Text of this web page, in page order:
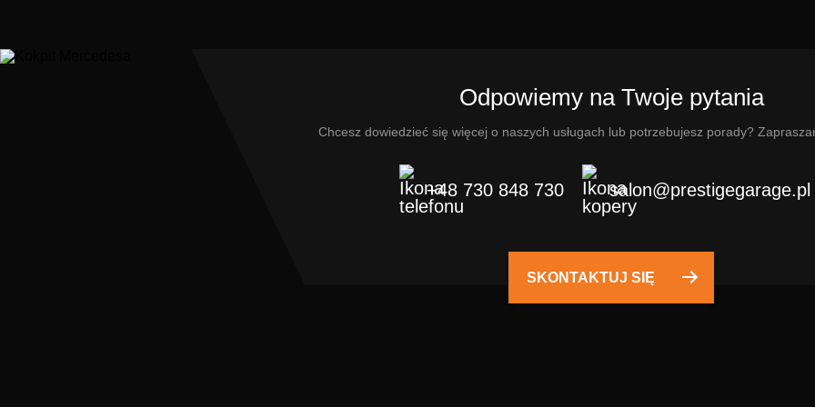
Odpowiemy na Twoje pytania
Chcesz dowiedzieć się więcej o naszych usługach lub potrzebujesz porady?
+48 730 848 730 salon@prestigegarage.pl
SKONTAKTUJ SIĘ